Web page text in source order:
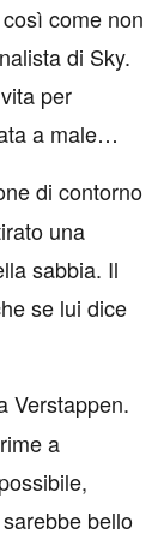
come non
di Sky.
per
a male…
di contorno
una
sabbia. Il
se lui dice
Verstappen.
a
bello